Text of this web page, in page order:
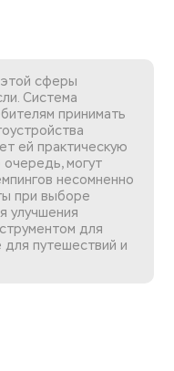
сферы
Система
принимать
ей практическую
могут
несомненно
при выборе
улучшения
для
для путешествий и